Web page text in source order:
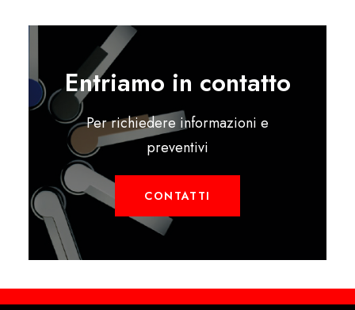
Entriamo in contatto
Per richiedere informazioni e
preventivi
CONTATTI